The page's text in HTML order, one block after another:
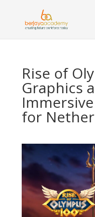
Rise of
Graphics
for